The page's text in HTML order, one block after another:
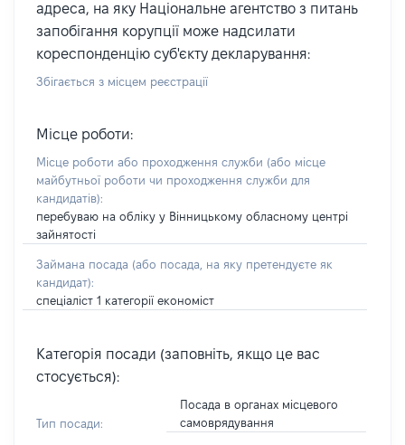
адреса, на яку Національне агентство з питань
запобігання корупції може надсилати
кореспонденцію суб'єкту декларування:
Збігається з місцем реєстрації
Місце роботи:
Місце роботи або проходження служби (або місце
майбутньої роботи чи проходження служби для
кандидатів):
перебуваю на обліку у Вінницькому обласному центрі
зайнятості
Займана посада (або посада, на яку претендуєте як
кандидат):
спеціаліст 1 категорії економіст
Категорія посади (заповніть, якщо це вас
стосується):
Тип посади:
Посада в органах місцевого
самоврядування